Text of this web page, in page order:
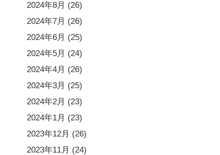
2024年8月 (26)
2024年7月 (26)
2024年6月 (25)
2024年5月 (24)
2024年4月 (26)
2024年3月 (25)
2024年2月 (23)
2024年1月 (23)
2023年12月 (26)
2023年11月 (24)